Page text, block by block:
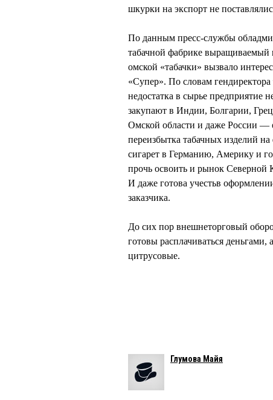
шкурки на экспорт не
По данным пресс-службы
табачной фабрике выращиваемый
омской «табачки» вызвало
«Супер». По словам
недостатка в сырье предприятие
закупают в Индии, Болгарии,
Омской области и даже России —
переизбытка табачных изделий
сигарет в Германию, Америку и
прочь освоить и рынок Северной
И даже готова учестьв
заказчика.
До сих пор внешнеторговый
готовы расплачиваться деньгами,
цитрусовые.
Глумова Майя